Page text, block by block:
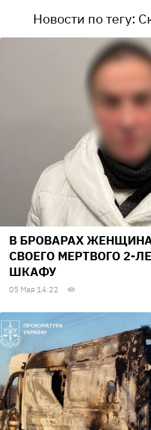
Новости по тегу:
В БРОВАРАХ
СВОЕГО МЕРТВОГО 2-
ШКАФУ
05 Мая 14:22